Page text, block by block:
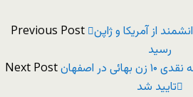
Previous Post به سه دانشمند از آمریکا و ژاپن
رسید
Next Postاحکام سنگین حبس و جریمه نقدی ۱۰ زن بهائی در اصفهان
تایید شد